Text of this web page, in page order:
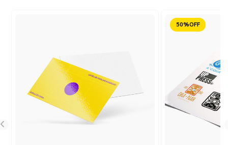
Reduzido